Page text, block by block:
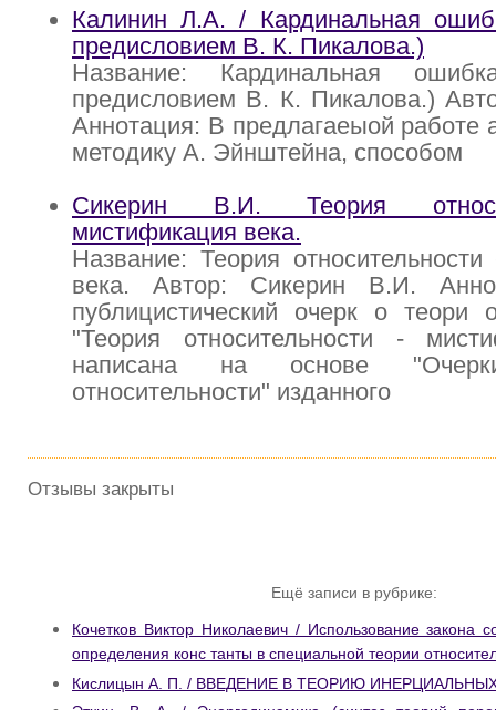
Калинин Л.А. / Кардинальная
предисловием В. К. Пикалова.)
Название: Кардинальная
предисловием В. К. Пикалова.)
Аннотация: В предлагаеыой работе
методику А. Эйнштейна, способом
Сикерин В.И. Теория
мистификация века.
Название: Теория
века. Автор: Сикерин В.И.
публицистический очерк о теори
"Теория относительности -
написана на основе
относительности" изданного
Отзывы закрыты
Ещё записи в рубрике:
Кочетков Виктор Николаевич / Использование закона
определения конс танты в специальной теории
Кислицын А. П. / ВВЕДЕНИЕ В ТЕОРИЮ